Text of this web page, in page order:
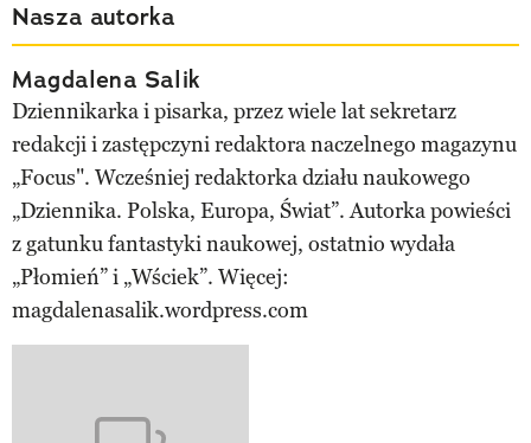
Nasza autorka
Magdalena Salik
Dziennikarka i pisarka, przez wiele lat sekretarz
redakcji i zastępczyni redaktora naczelnego magazynu
„Focus". Wcześniej redaktorka działu naukowego
„Dziennika. Polska, Europa, Świat”. Autorka powieści
z gatunku fantastyki naukowej, ostatnio wydała
„Płomień” i „Wściek”. Więcej:
magdalenasalik.wordpress.com